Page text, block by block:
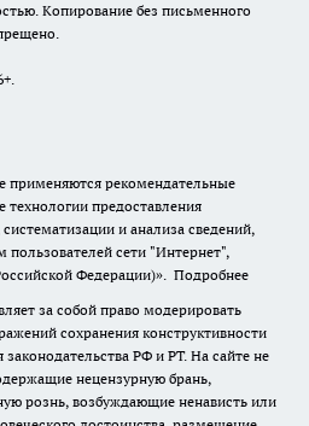
Копирование без письменного
рекомендательные
предоставления
и анализа сведений,
сети "Интернет",
Федерации)». Подробнее
за собой право модерировать
сохранения конструктивности
РФ и РТ. На сайте не
нецензурную брань,
рознь, возбуждающие ненависть или